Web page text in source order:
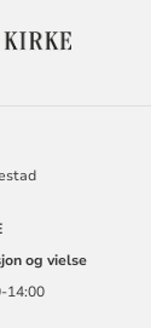
og vielse
14:00